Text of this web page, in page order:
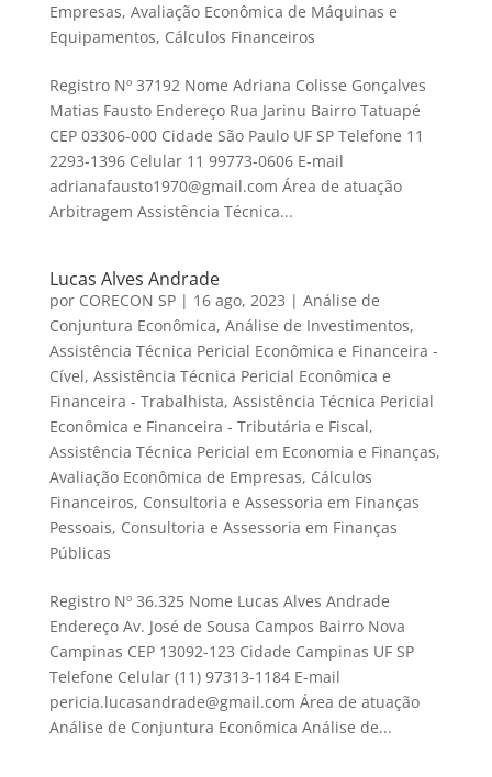
Empresas, Avaliação Econômica de Máquinas e
Equipamentos, Cálculos Financeiros
Registro Nº 37192 Nome Adriana Colisse Gonçalves
Matias Fausto Endereço Rua Jarinu Bairro Tatuapé
CEP 03306-000 Cidade São Paulo UF SP Telefone 11
2293-1396 Celular 11 99773-0606 E-mail
adrianafausto1970@gmail.com Área de atuação
Arbitragem Assistência Técnica...
Lucas Alves Andrade
por CORECON SP| 16 ago, 2023 | Análise de
Conjuntura Econômica, Análise de Investimentos,
Assistência Técnica Pericial Econômica e Financeira -
Cível, Assistência Técnica Pericial Econômica e
Financeira - Trabalhista, Assistência Técnica Pericial
Econômica e Financeira - Tributária e Fiscal,
Assistência Técnica Pericial em Economia e Finanças,
Avaliação Econômica de Empresas, Cálculos
Financeiros, Consultoria e Assessoria em Finanças
Pessoais, Consultoria e Assessoria em Finanças
Públicas
Registro Nº 36.325 Nome Lucas Alves Andrade
Endereço Av. José de Sousa Campos Bairro Nova
Campinas CEP 13092-123 Cidade Campinas UF SP
Telefone Celular (11) 97313-1184 E-mail
pericia.lucasandrade@gmail.com Área de atuação
Análise de Conjuntura Econômica Análise de...